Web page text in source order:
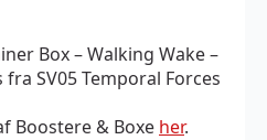
Box – Walking Wake –
fra SV05 Temporal Forces
Boostere & Boxe her.